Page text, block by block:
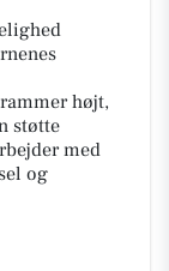
højt,
støtte
med
og